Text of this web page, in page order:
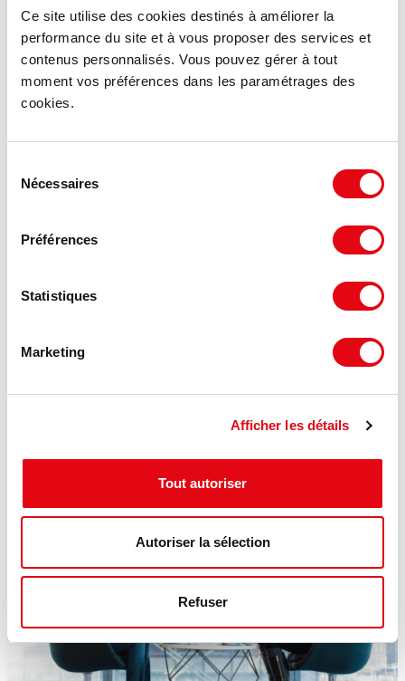
Ce site utilise des cookies destinés à améliorer la
performance du site et à vous proposer des services et
contenus personnalisés. Vous pouvez gérer à tout
moment vos préférences dans les paramétrages des
cookies.
Nécessaires
Préférences
Statistiques
Marketing
Afficher les détails
Tout autoriser
Autoriser la sélection
Refuser
Zone d'Activité le Grand Planot, 38290 LA VERPILLIERE
194 m²